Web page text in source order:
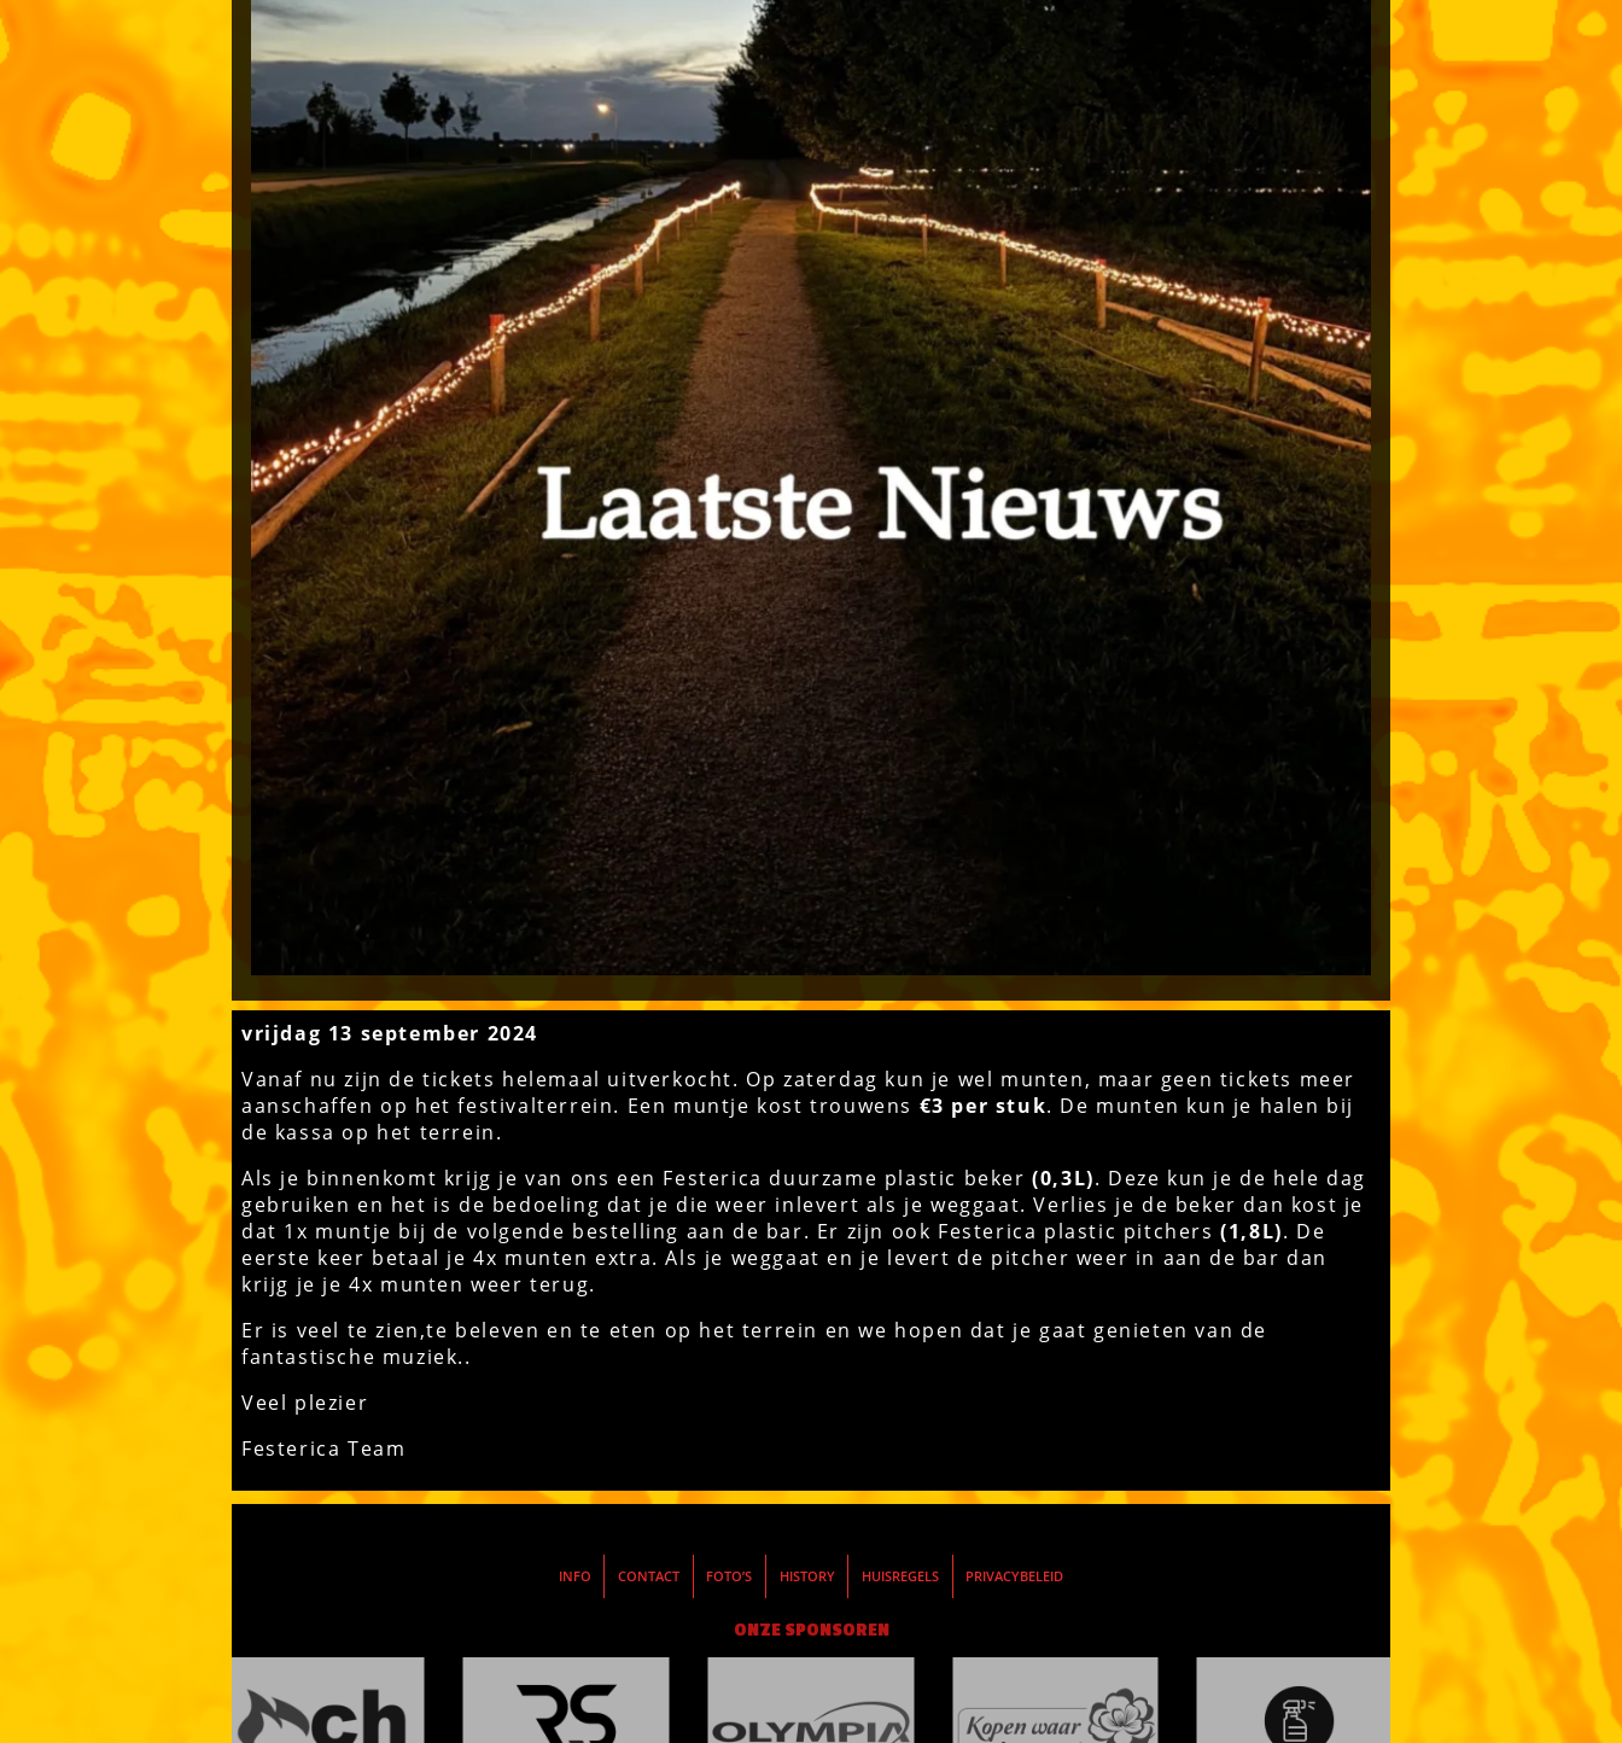
vrijdag 13 september 2024
Vanaf nu zijn de tickets helemaal uitverkocht. Op zaterdag kun je wel munten, maar geen tickets meer
aanschaffen op het festivalterrein. Een muntje kost trouwens €3 per stuk. De munten kun je halen bij
de kassa op het terrein.
Als je binnenkomt krijg je van ons een Festerica duurzame plastic beker(0,3L). Deze kun je de hele dag
gebruiken en het is de bedoeling dat je die weer inlevert als je weggaat. Verlies je de beker dan kost je
dat 1x muntje bij de volgende bestelling aan de bar. Er zijn ook Festerica plastic pitchers(1,8L). De
eerste keer betaal je 4x munten extra. Als je weggaat en je levert de pitcher weer in aan de bar dan
krijg je je 4x munten weer terug.
Er is veel te zien,te beleven en te eten op het terrein en we hopen dat je gaat genieten van de
fantastische muziek..
Veel plezier
Festerica Team
INFO CONTACT FOTO’S HISTORY HUISREGELS PRIVACYBELEID
ONZE SPONSOREN